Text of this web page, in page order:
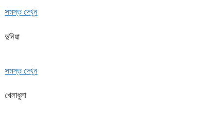
সমস্ত দেখুন
দুনিয়া
সমস্ত দেখুন
খেলাধুলা